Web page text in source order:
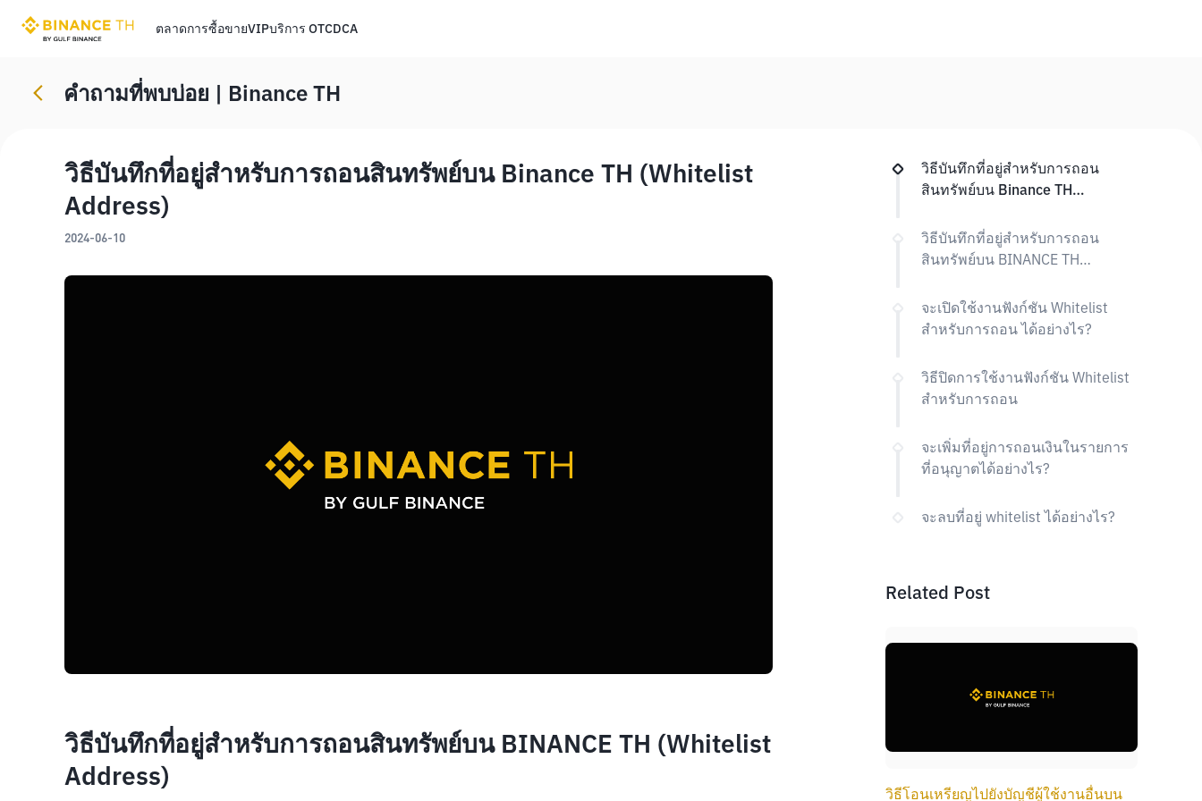
ตลาดการซื้อขายVIPบริการ OTCDCA
คําถามที่พบบ่อย | Binance TH
วิธีบันทึกที่อยู่สำหรับการถอนสินทรัพย์บน Binance TH (Whitelist
Address)
2024-06-10
วิธีบันทึกที่อยู่สำหรับการถอนสินทรัพย์บน BINANCE TH (Whitelist
Address)
วิธีบันทึกที่อยู่สำหรับการถอน
สินทรัพย์บน Binance TH
วิธีบันทึกที่อยู่สำหรับการถอน
สินทรัพย์บน BINANCE TH
จะเปิดใช้งานฟังก์ชัน Whitelist
สำหรับการถอน ได้อย่างไร?
วิธีปิดการใช้งานฟังก์ชัน Whitelist
สำหรับการถอน
จะเพิ่มที่อยู่การถอนเงินในรายการ
ที่อนุญาตได้อย่างไร?
จะลบที่อยู่ whitelist ได้อย่างไร?
Related Post
วิธีโอนเหรียญไปยังบัญชีผู้ใช้งานอื่นบน